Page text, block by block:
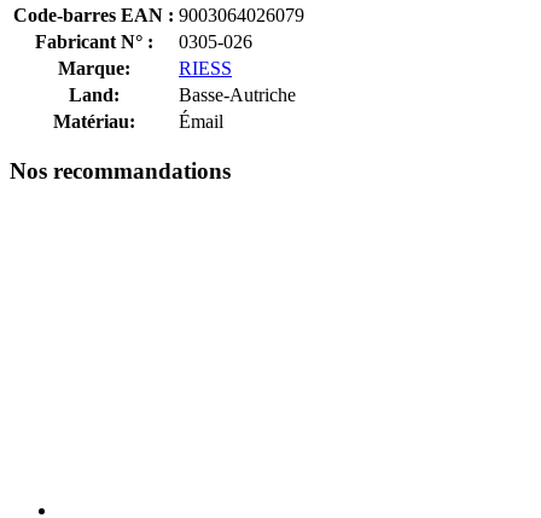
Code-barres EAN : 9003064026079
Fabricant N° :
0305-026
Marque:
RIESS
Land:
Basse-Autriche
Matériau:
Émail
Nos recommandations